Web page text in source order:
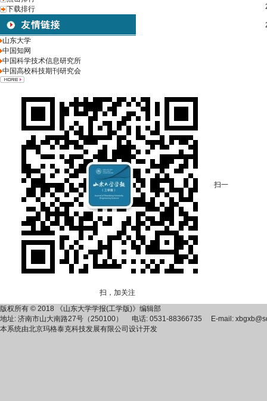
下载排行
山东大学
中国知网
中国科学技术信息研究所
中国高校科技期刊研究会
扫一
扫，加关注
版权所有 © 2018 《山东大学学报(工学版)》编辑部
地址: 济南市山大南路27号（250100） 电话: 0531-88366735 E-mail:
本系统由北京玛格泰克科技发展有限公司 设计开发